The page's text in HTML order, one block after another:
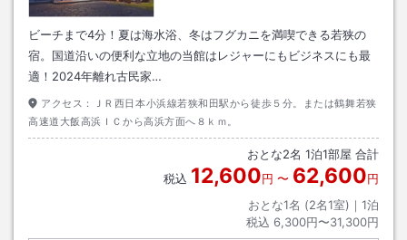
ビーチまで4分！夏は海水浴、冬はフグカニを満喫できる若狭の
宿。国道沿いの便利な立地の当館はレジャーにもビジネスにも最
適！2024年離れ古民家…
アクセス：
ＪＲ西日本小浜線若狭和田駅から徒歩５分。または鶴舞若狭
高速道大飯高浜ＩＣから高浜方面へ８ｋｍ。
おとな2名 1泊1部屋 合計
税込 12,600円 〜 62,600円
おとな1名 (2名1室)｜ 1泊
税込 6,300円〜31,300円